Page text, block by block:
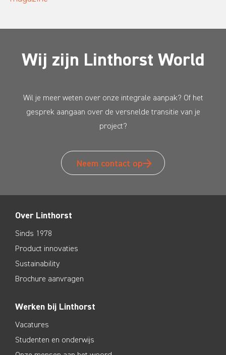
Wij zijn Linthorst World
Wil je meer weten over onze integrale aanpak? Of het
gesprek aangaan over de versnelde transitie van je
project?
Neem contact op
Over Linthorst
Sinds 1978
Product innovaties
Sustainability
Brochure aanvragen
Werken bij Linthorst
Vacatures
Studenten en onderwijs